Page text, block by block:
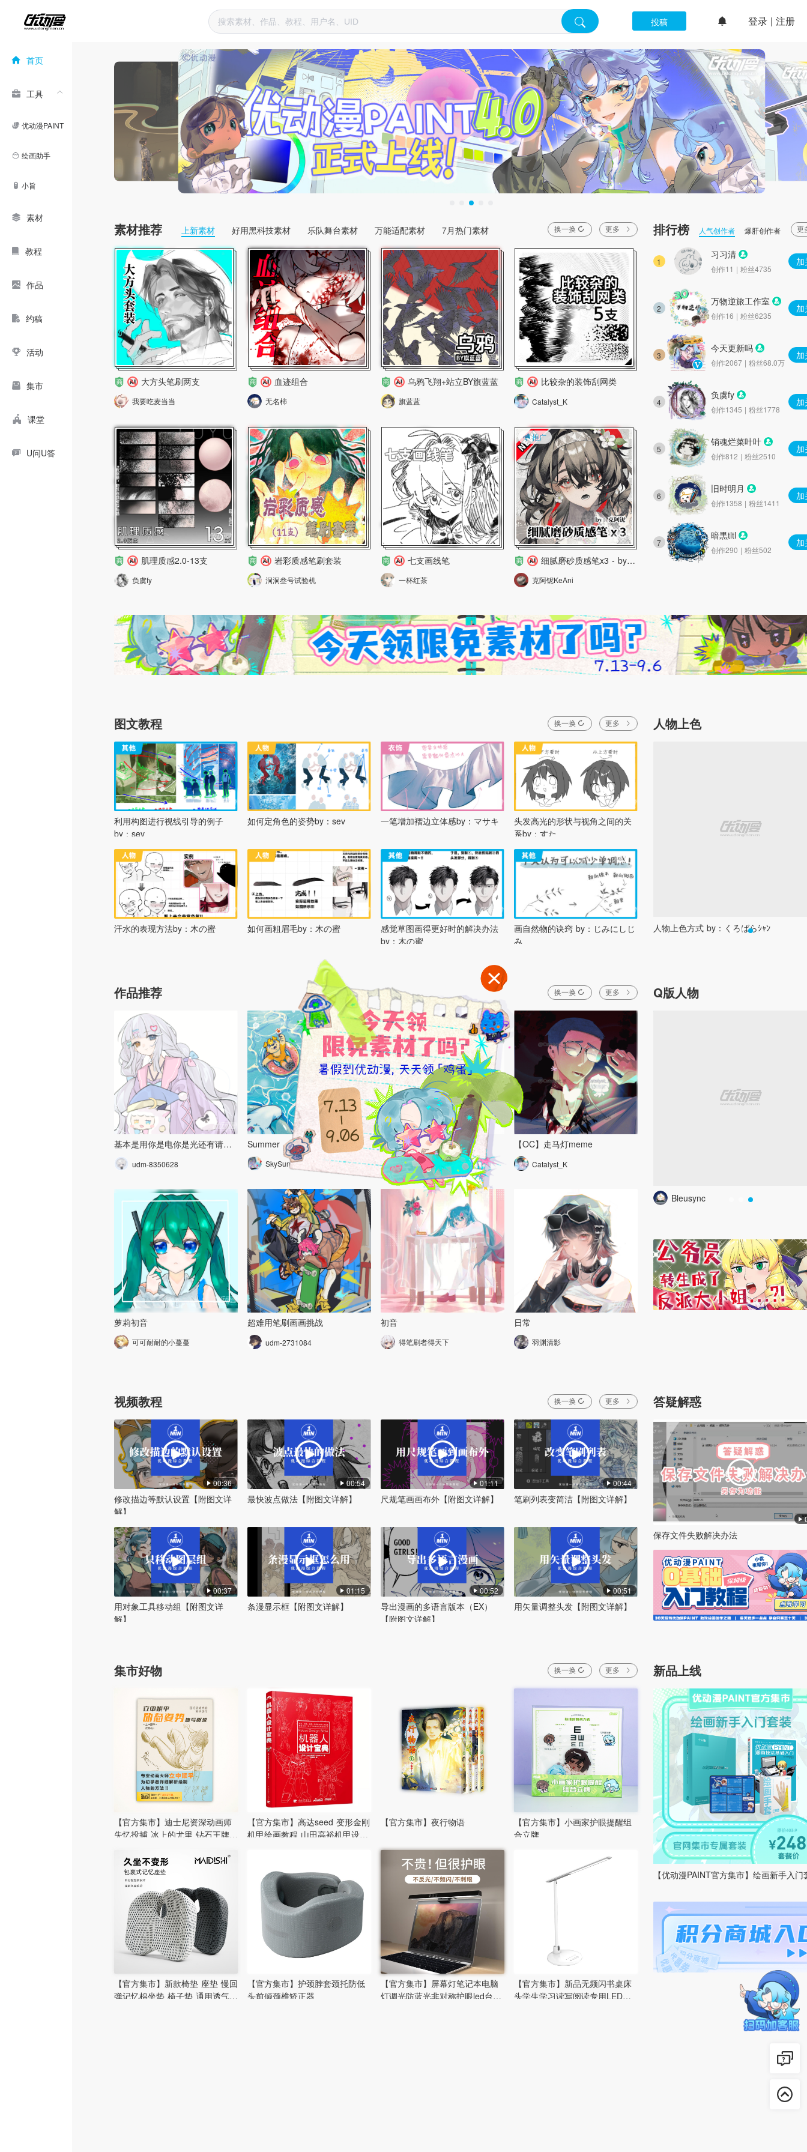
投稿 登录 | 注册
首页
工具
优动漫PAINT
绘画助手
小旨
素材
教程
作品
约稿
活动
集市
课堂
U问U答
素材推荐 上新素材 好用黑科技素材 乐队舞台素材 万能适配素材 7月热门素材 换一换 更多
大方头笔刷两支
我要吃麦当当
血迹组合
无名柿
乌鸦飞翔+站立BY旗蓝蓝
旗蓝蓝
比较杂的装饰刮网类
Catalyst_K
肌理质感2.0-13支
负虞fy
岩彩质感笔刷套装
洞洞叁号试验机
七支画线笔
一杯红茶
推广
细腻磨砂质感笔x3 - by：克阿铌
克阿铌KeAni
排行榜 人气创作者 爆肝创作者 更
1
习习清
创作11 | 粉丝4735
加
2
万物逆旅工作室
创作16 | 粉丝6235
加
3
今天更新吗
创作2067 | 粉丝68.0万
加
4
负虞fy
创作1345 | 粉丝1778
加
5
销魂烂菜叶叶
创作812 | 粉丝2510
加
6
旧时明月
创作1358 | 粉丝1411
加
7
暗黒tltl
创作290 | 粉丝502
加
图文教程 换一换 更多
利用构图进行视线引导的例子
by：sev
如何定角色的姿势by：sev 一笔增加褶边立体感by：マサキ
头发高光的形状与视角之间的关
系by：すた
汗水的表现方法by：木の蜜 如何画粗眉毛by：木の蜜
感觉草图画得更好时的解决办法
by：木の蜜
画自然物的诀窍 by：じみにしじ
み
人物上色
人物上色方式 by：くろばらｼｬﾝ
作品推荐 换一换 更多
基本是用你是电你是光还有请慢用这两只画完的、非常的好用
udm-8350628
Summer
SkySunnymQ
格蕾lily
L鹭草
【OC】走马灯meme
Catalyst_K
萝莉初音
可可耐耐的小蔓蔓
超难用笔刷画画挑战
udm-2731084
初音
得笔刷者得天下
日常
羽渊清影
Q版人物
Bleusync
视频教程 换一换 更多
00:36
修改描边等默认设置【附图文详
解】
00:54
最快波点做法【附图文详解】
01:11
尺规笔画画布外【附图文详解】
00:44
笔刷列表变简洁【附图文详解】
00:37
用对象工具移动组【附图文详
解】
01:15
条漫显示框【附图文详解】
00:52
导出漫画的多语言版本（EX）
【附图文详解】
00:51
用矢量调整头发【附图文详解】
答疑解惑
保存文件失败解决办法
集市好物 换一换 更多
【官方集市】迪士尼资深动画师
失忆投捕 冰上的尤里 钻石王牌
态速写 动态姿势速写秘技
【官方集市】高达seed 变形金刚
机甲绘画教程 山田高裕机甲设计
【官方集市】夜行物语
【官方集市】小画家护眼提醒组
合立牌
【官方集市】新款椅垫 座垫 慢回
弹记忆棉坐垫 椅子垫 通用透气坐
【官方集市】护颈脖套颈托防低
头前倾颈椎矫正器
【官方集市】屏幕灯笔记本电脑
灯调光防蓝光非对称护眼led台灯
【官方集市】新品无频闪书桌床
头学生学习读写阅读专用LED可
新品上线
【优动漫PAINT官方集市】绘画新手入门